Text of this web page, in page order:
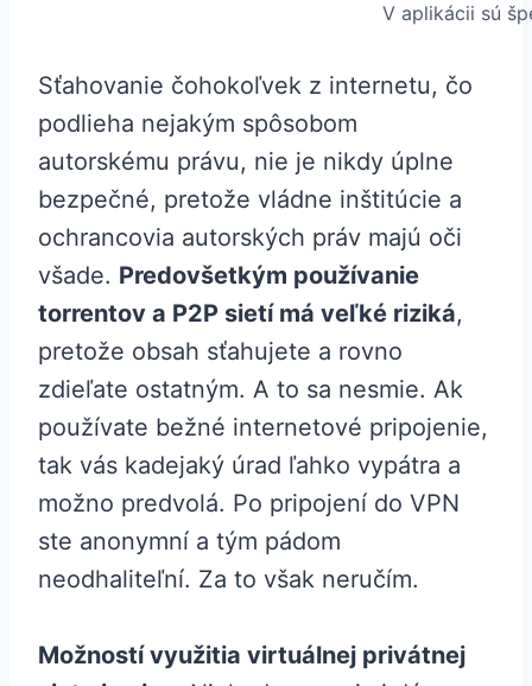
V aplikácii sú
Sťahovanie čohokoľvek z internetu, čo
podlieha nejakým spôsobom
autorskému právu, nie je nikdy úplne
bezpečné, pretože vládne inštitúcie a
ochrancovia autorských práv majú oči
všade. Predovšetkým používanie
torrentov a P2P sietí má veľké riziká,
pretože obsah sťahujete a rovno
zdieľate ostatným. A to sa nesmie. Ak
používate bežné internetové pripojenie,
tak vás kadejaký úrad ľahko vypátra a
možno predvolá. Po pripojení do VPN
ste anonymní a tým pádom
neodhaliteľní. Za to však neručím.
Možností využitia virtuálnej privátnej